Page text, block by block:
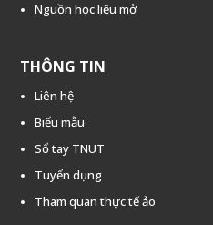
Nguồn học liệu mở
THÔNG TIN
Liên hệ
Biểu mẫu
Sổ tay TNUT
Tuyển dụng
Tham quan thực tế ảo